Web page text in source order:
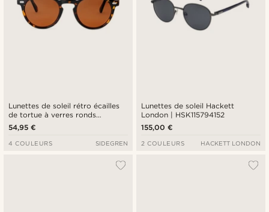
Lunettes de soleil rétro écailles
de tortue à verres ronds
polarisés
54,95 €
4 COULEURS SIDEGREN
Lunettes de soleil Hackett
London | HSK115794152
155,00 €
2 COULEURS HACKETT LONDON